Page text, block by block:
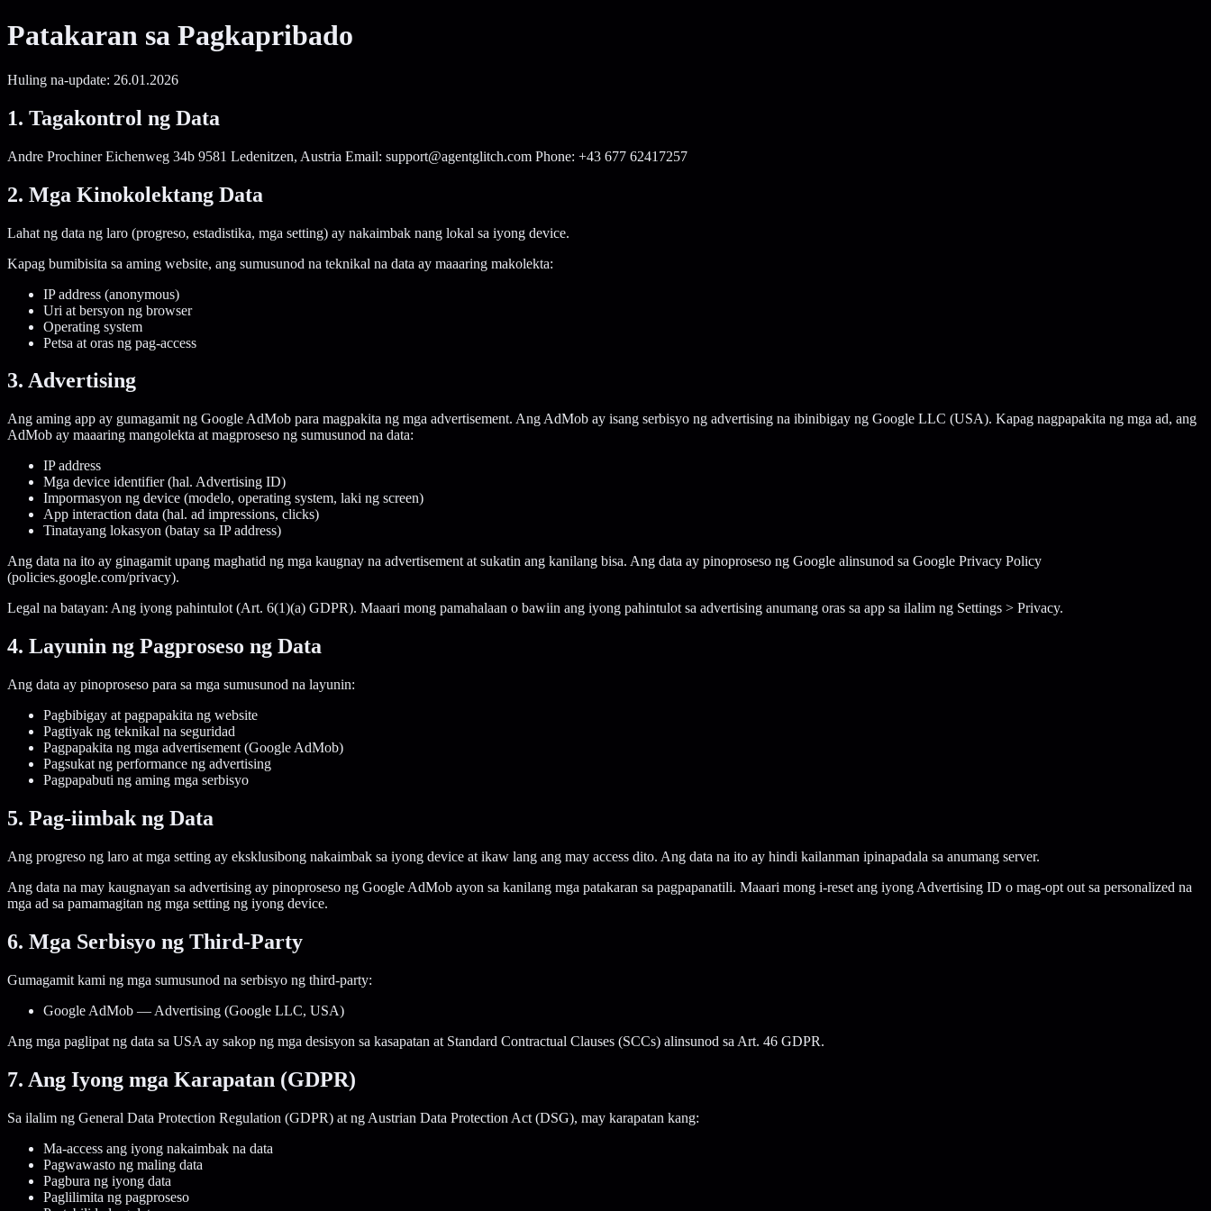
Patakaran sa Pagkapribado
Huling na-update: 26.01.2026
1. Tagakontrol ng Data
Andre Prochiner Eichenweg 34b 9581 Ledenitzen, Austria Email: support@agentglitch.com Phone: +43 677 62417257
2. Mga Kinokolektang Data
Lahat ng data ng laro (progreso, estadistika, mga setting) ay nakaimbak nang lokal sa iyong device.
Kapag bumibisita sa aming website, ang sumusunod na teknikal na data ay maaaring makolekta:
IP address (anonymous)
Uri at bersyon ng browser
Operating system
Petsa at oras ng pag-access
3. Advertising
Ang aming app ay gumagamit ng Google AdMob para magpakita ng mga advertisement. Ang AdMob ay isang serbisyo ng advertising na ibinibigay ng Google LLC (USA). Kapag nagpapakita ng mga ad, ang
AdMob ay maaaring mangolekta at magproseso ng sumusunod na data:
IP address
Mga device identifier (hal. Advertising ID)
Impormasyon ng device (modelo, operating system, laki ng screen)
App interaction data (hal. ad impressions, clicks)
Tinatayang lokasyon (batay sa IP address)
Ang data na ito ay ginagamit upang maghatid ng mga kaugnay na advertisement at sukatin ang kanilang bisa. Ang data ay pinoproseso ng Google alinsunod sa Google Privacy Policy
(policies.google.com/privacy).
Legal na batayan: Ang iyong pahintulot (Art. 6(1)(a) GDPR). Maaari mong pamahalaan o bawiin ang iyong pahintulot sa advertising anumang oras sa app sa ilalim ng Settings > Privacy.
4. Layunin ng Pagproseso ng Data
Ang data ay pinoproseso para sa mga sumusunod na layunin:
Pagbibigay at pagpapakita ng website
Pagtiyak ng teknikal na seguridad
Pagpapakita ng mga advertisement (Google AdMob)
Pagsukat ng performance ng advertising
Pagpapabuti ng aming mga serbisyo
5. Pag-iimbak ng Data
Ang progreso ng laro at mga setting ay eksklusibong nakaimbak sa iyong device at ikaw lang ang may access dito. Ang data na ito ay hindi kailanman ipinapadala sa anumang server.
Ang data na may kaugnayan sa advertising ay pinoproseso ng Google AdMob ayon sa kanilang mga patakaran sa pagpapanatili. Maaari mong i-reset ang iyong Advertising ID o mag-opt out sa personalized na
mga ad sa pamamagitan ng mga setting ng iyong device.
6. Mga Serbisyo ng Third-Party
Gumagamit kami ng mga sumusunod na serbisyo ng third-party:
Google AdMob — Advertising (Google LLC, USA)
Ang mga paglipat ng data sa USA ay sakop ng mga desisyon sa kasapatan at Standard Contractual Clauses (SCCs) alinsunod sa Art. 46 GDPR.
7. Ang Iyong mga Karapatan (GDPR)
Sa ilalim ng General Data Protection Regulation (GDPR) at ng Austrian Data Protection Act (DSG), may karapatan kang:
Ma-access ang iyong nakaimbak na data
Pagwawasto ng maling data
Pagbura ng iyong data
Paglilimita ng pagproseso